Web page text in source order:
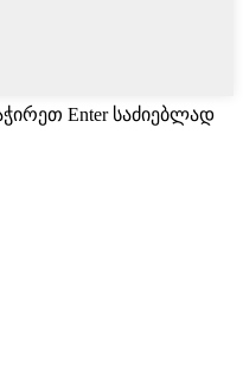
Enter საძიებლად